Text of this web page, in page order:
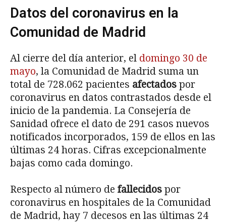
Datos del coronavirus en la
Comunidad de Madrid
Al cierre del día anterior, el domingo 30 de
mayo, la Comunidad de Madrid suma un
total de 728.062 pacientes afectados por
coronavirus en datos contrastados desde el
inicio de la pandemia. La Consejería de
Sanidad ofrece el dato de 291 casos nuevos
notificados incorporados, 159 de ellos en las
últimas 24 horas. Cifras excepcionalmente
bajas como cada domingo.
Respecto al número de fallecidos por
coronavirus en hospitales de la Comunidad
de Madrid, hay 7 decesos en las últimas 24